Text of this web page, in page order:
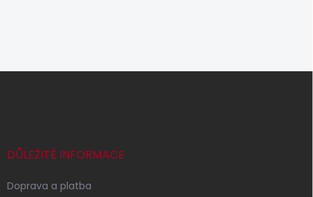
Z
DŮLEŽITÉ INFORMACE
Doprava a platba